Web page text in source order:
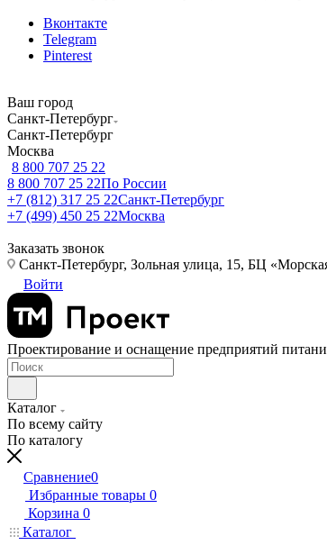
Вконтакте
Telegram
Pinterest
Ваш город
Санкт-Петербург
Санкт-Петербург
Москва
8 800 707 25 22
8 800 707 25 22По России
+7 (812) 317 25 22Санкт-Петербург
+7 (499) 450 25 22Москва
Заказать звонок
Санкт-Петербург, Зольная улица, 15, БЦ
Войти
Проектирование и оснащение предприятий
Каталог
По всему сайту
По каталогу
Сравнение0
Избранные товары 0
Корзина 0
Каталог